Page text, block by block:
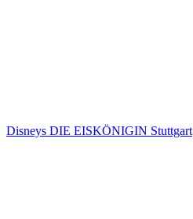
Disneys DIE EISKÖNIGIN Stuttgart